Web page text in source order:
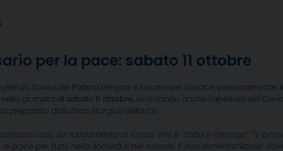
per la pace: sabato 11 ottobre
l’invito del Papa a pregare il Rosario per la pace,
giornata di sabato 11 ottobre, ricordando anche l’apertura del
preparato dall’ufficio liturgico della CEI.
così, sul fondamento di Cristo, che è “l’alfa e l’omega”, “il
di pace per tutti, nella società e nel mondo. E non dimentichiamo: